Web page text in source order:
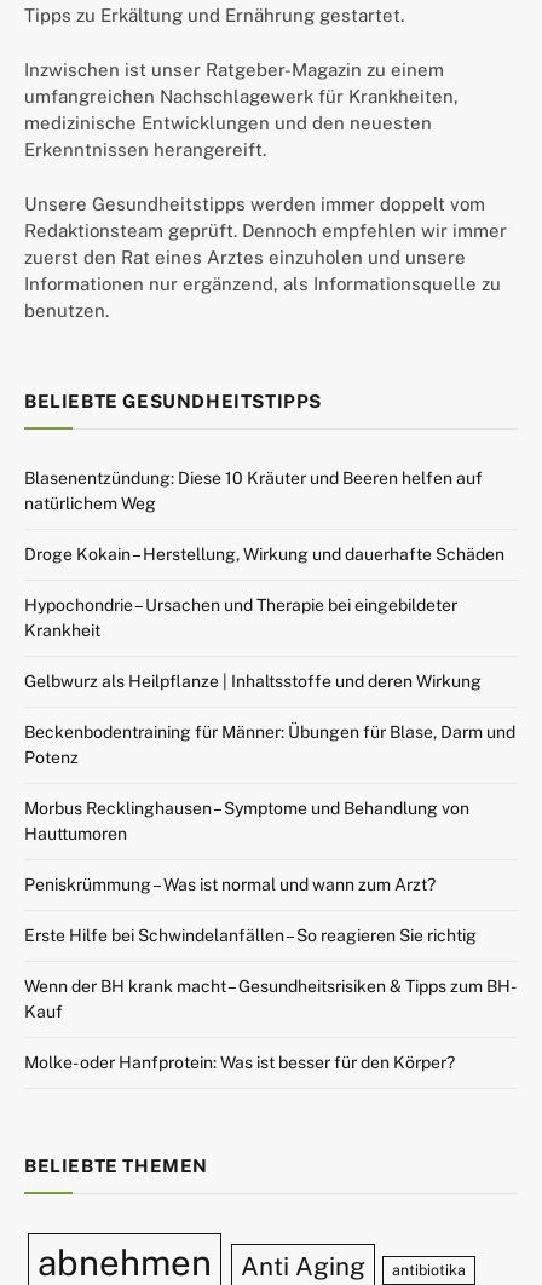
Tipps zu Erkältung und Ernährung gestartet.
Inzwischen ist unser Ratgeber-Magazin zu einem
umfangreichen Nachschlagewerk für Krankheiten,
medizinische Entwicklungen und den neuesten
Erkenntnissen herangereift.
Unsere Gesundheitstipps werden immer doppelt vom
Redaktionsteam geprüft. Dennoch empfehlen wir immer
zuerst den Rat eines Arztes einzuholen und unsere
Informationen nur ergänzend, als Informationsquelle zu
benutzen.
BELIEBTE GESUNDHEITSTIPPS
Blasenentzündung: Diese 10 Kräuter und Beeren helfen auf
natürlichem Weg
Droge Kokain – Herstellung, Wirkung und dauerhafte Schäden
Hypochondrie – Ursachen und Therapie bei eingebildeter
Krankheit
Gelbwurz als Heilpflanze | Inhaltsstoffe und deren Wirkung
Beckenbodentraining für Männer: Übungen für Blase, Darm und
Potenz
Morbus Recklinghausen – Symptome und Behandlung von
Hauttumoren
Peniskrümmung – Was ist normal und wann zum Arzt?
Erste Hilfe bei Schwindelanfällen – So reagieren Sie richtig
Wenn der BH krank macht – Gesundheitsrisiken & Tipps zum BH-
Kauf
Molke- oder Hanfprotein: Was ist besser für den Körper?
BELIEBTE THEMEN
abnehmen Anti Aging antibiotika